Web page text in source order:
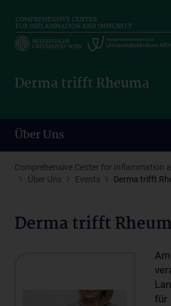
main
content
Derma trifft Rheuma
Über Uns
Comprehensive Center for Inflammation
Über Uns
Events Derma trifft
Derma trifft
für